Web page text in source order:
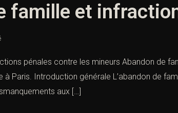
famille et
pénales contre les mineurs Abandon de
à Paris. Introduction générale L’abandon de
aux […]